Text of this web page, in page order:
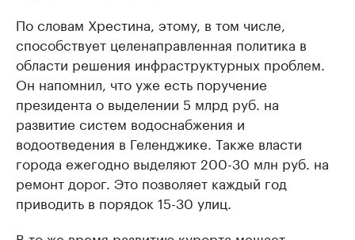
По словам Хрестина, этому, в том числе,
способствует целенаправленная политика в
области решения инфраструктурных проблем.
Он напомнил, что уже есть поручение
президента о выделении 5 млрд руб. на
развитие систем водоснабжения и
водоотведения в Геленджике. Также власти
города ежегодно выделяют 200-30 млн руб. на
ремонт дорог. Это позволяет каждый год
приводить в порядок 15-30 улиц.